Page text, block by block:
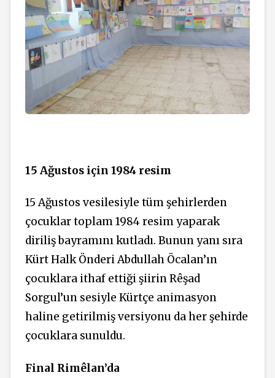
15 Ağustos için 1984 resim
15 Ağustos vesilesiyle tüm şehirlerden
çocuklar toplam 1984 resim yaparak
diriliş bayramını kutladı. Bunun yanı sıra
Kürt Halk Önderi Abdullah Öcalan’ın
çocuklara ithaf ettiği şiirin Rêşad
Sorgul’un sesiyle Kürtçe animasyon
haline getirilmiş versiyonu da her şehirde
çocuklara sunuldu.
Final Rimêlan’da